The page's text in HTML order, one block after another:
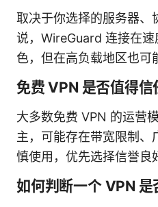
取决于你选择的服务器、
说，WireGuard 连接在
色，但在高负载地区也可
免费 VPN 是否值得信
大多数免费 VPN 的运营
主，可能存在带宽限制、
慎使用，优先选择信誉良
如何判断一个 VPN 是